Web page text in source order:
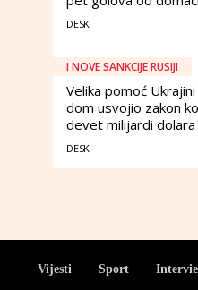
DESK
I NOVE SANKCIJE RUSIJI
Velika pomoć
dom usvojio zakon
devet milijardi dolara
DESK
Vijesti Sport